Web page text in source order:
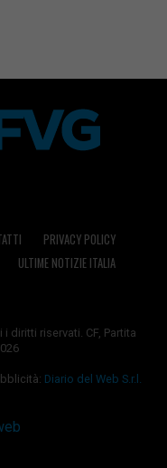
PRIVACY POLICY
ULTIME NOTIZIE ITALIA
diritti riservati. CF, Partita
Diario del Web S.r.l.